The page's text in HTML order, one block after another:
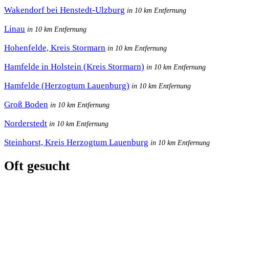
Wakendorf bei Henstedt-Ulzburg in 10 km Entfernung
Linau in 10 km Entfernung
Hohenfelde, Kreis Stormarn in 10 km Entfernung
Hamfelde in Holstein (Kreis Stormarn) in 10 km Entfernung
Hamfelde (Herzogtum Lauenburg) in 10 km Entfernung
Groß Boden in 10 km Entfernung
Norderstedt in 10 km Entfernung
Steinhorst, Kreis Herzogtum Lauenburg in 10 km Entfernung
Oft gesucht